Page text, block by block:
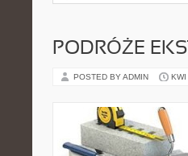
PODRÓŻE
POSTED BY ADMIN